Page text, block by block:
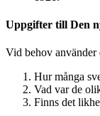
Uppgifter till Den
Vid behov använder
Hur många
Vad var de
Finns det